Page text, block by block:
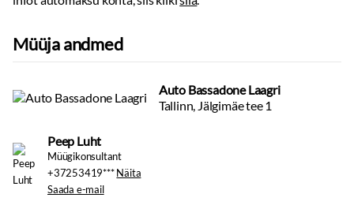
Müüja andmed
Auto Bassadone Laagri
Tallinn, Jälgimäe tee 1
Peep Luht
Müügikonsultant
+37253419***Näita
Saada e-mail